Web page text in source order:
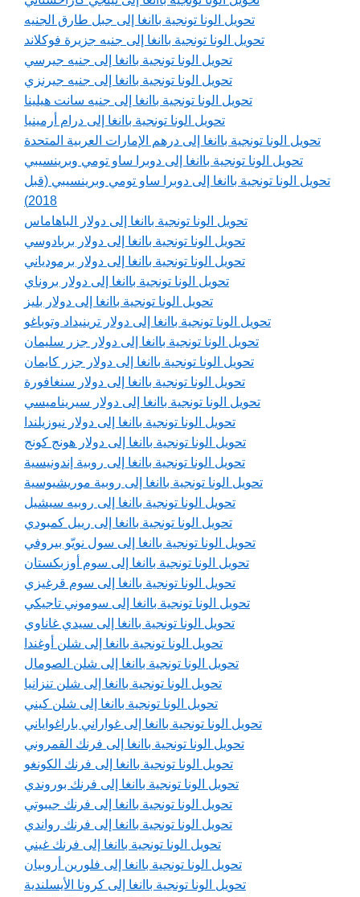
تحويل الونا تونجية باانغا إلى جبل طارق الجنيه
تحويل الونا تونجية باانغا إلى جنيه جزيرة فوكلاند
تحويل الونا تونجية باانغا إلى جنيه جيرسي
تحويل الونا تونجية باانغا إلى جنيه جيرنزي
تحويل الونا تونجية باانغا إلى جنيه سانت هيلينا
تحويل الونا تونجية باانغا إلى درام أرمينيا
تحويل الونا تونجية باانغا إلى درهم الإمارات العربية المتحدة
تحويل الونا تونجية باانغا إلى دوبرا ساو تومي وبرينسيبي
تحويل الونا تونجية باانغا إلى دوبرا ساو تومي وبرينسيبي (قبل
2018)
تحويل الونا تونجية باانغا إلى دولار الباهاماس
تحويل الونا تونجية باانغا إلى دولار بربادوسي
تحويل الونا تونجية باانغا إلى دولار برمودياني
تحويل الونا تونجية باانغا إلى دولار بروناي
تحويل الونا تونجية باانغا إلى دولار بليز
تحويل الونا تونجية باانغا إلى دولار ترينيداد وتوباغو
تحويل الونا تونجية باانغا إلى دولار جزر سليمان
تحويل الونا تونجية باانغا إلى دولار جزر كايمان
تحويل الونا تونجية باانغا إلى دولار سنغافورة
تحويل الونا تونجية باانغا إلى دولار سيريناميسي
تحويل الونا تونجية باانغا إلى دولار نيوزيلندا
تحويل الونا تونجية باانغا إلى دولار هونج كونج
تحويل الونا تونجية باانغا إلى روبية إندونيسية
تحويل الونا تونجية باانغا إلى روبية موريشيوسية
تحويل الونا تونجية باانغا إلى روبيه سيشيل
تحويل الونا تونجية باانغا إلى رييل كمبودي
تحويل الونا تونجية باانغا إلى سول نويّو بيروفي
تحويل الونا تونجية باانغا إلى سوم أوزبكستان
تحويل الونا تونجية باانغا إلى سوم قرغيزي
تحويل الونا تونجية باانغا إلى سوموني تاجيكي
تحويل الونا تونجية باانغا إلى سيدي غاناوي
تحويل الونا تونجية باانغا إلى شلن أوغندا
تحويل الونا تونجية باانغا إلى شلن الصومال
تحويل الونا تونجية باانغا إلى شلن تنزانيا
تحويل الونا تونجية باانغا إلى شلن كيني
تحويل الونا تونجية باانغا إلى غواراني باراغواياني
تحويل الونا تونجية باانغا إلى فرنك القمروني
تحويل الونا تونجية باانغا إلى فرنك الكونغو
تحويل الونا تونجية باانغا إلى فرنك بوروندي
تحويل الونا تونجية باانغا إلى فرنك جيبوتي
تحويل الونا تونجية باانغا إلى فرنك رواندي
تحويل الونا تونجية باانغا إلى فرنك غيني
تحويل الونا تونجية باانغا إلى فلورين أروبيان
تحويل الونا تونجية باانغا إلى كرونا الأيسلندية